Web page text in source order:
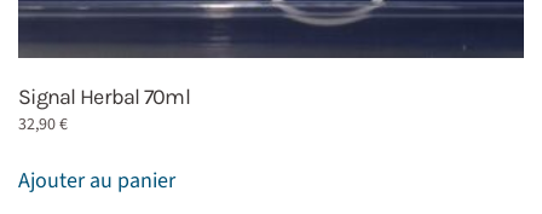
Signal Herbal 70ml
32,90€
Ajouter au panier